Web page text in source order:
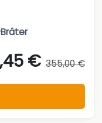
€ 355,00 €